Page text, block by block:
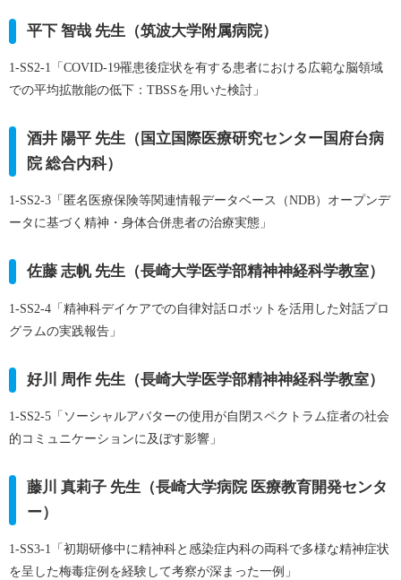
平下 智哉 先生（筑波大学附属病院）
1-SS2-1「COVID-19罹患後症状を有する患者における広範な脳領域
での平均拡散能の低下：TBSSを用いた検討」
酒井 陽平 先生（国立国際医療研究センター国府台病
院 総合内科）
1-SS2-3「匿名医療保険等関連情報データベース（NDB）オープンデ
ータに基づく精神・身体合併患者の治療実態」
佐藤 志帆 先生（長崎大学医学部精神神経科学教室）
1-SS2-4「精神科デイケアでの自律対話ロボットを活用した対話プロ
グラムの実践報告」
好川 周作 先生（長崎大学医学部精神神経科学教室）
1-SS2-5「ソーシャルアバターの使用が自閉スペクトラム症者の社会
的コミュニケーションに及ぼす影響」
藤川 真莉子 先生（長崎大学病院 医療教育開発センタ
ー）
1-SS3-1「初期研修中に精神科と感染症内科の両科で多様な精神症状
を呈した梅毒症例を経験して考察が深まった一例」